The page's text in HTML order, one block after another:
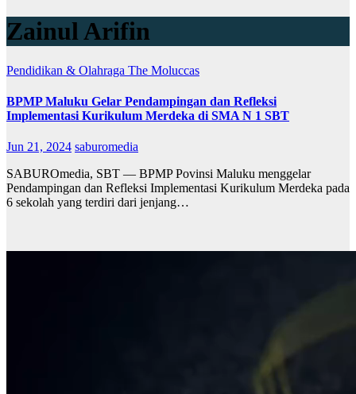
Zainul Arifin
Pendidikan & Olahraga The Moluccas
BPMP Maluku Gelar Pendampingan dan Refleksi
Implementasi Kurikulum Merdeka di SMA N 1 SBT
Jun 21, 2024 saburomedia
SABUROmedia, SBT — BPMP Povinsi Maluku menggelar
Pendampingan dan Refleksi Implementasi Kurikulum Merdeka pada
6 sekolah yang terdiri dari jenjang…